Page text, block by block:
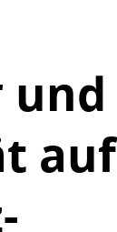
und
auf